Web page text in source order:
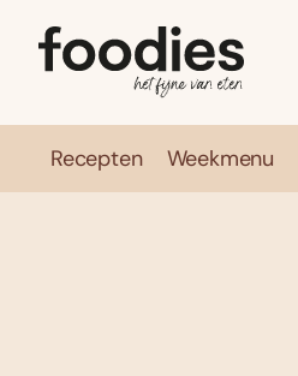
Recepten Weekmenu